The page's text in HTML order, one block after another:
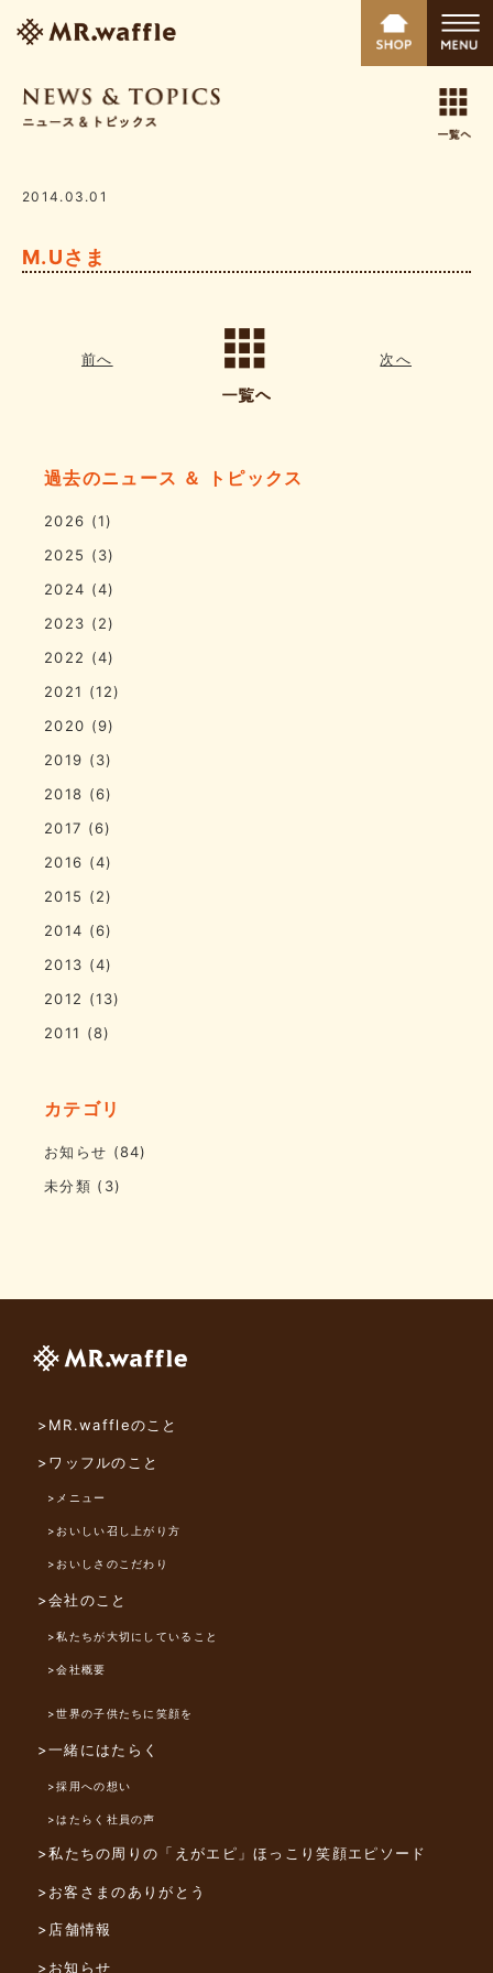
2014.03.01
M.Uさま
前へ 次へ
過去のニュース ＆ トピックス
2026 (1)
2025 (3)
2024 (4)
2023 (2)
2022 (4)
2021 (12)
2020 (9)
2019 (3)
2018 (6)
2017 (6)
2016 (4)
2015 (2)
2014 (6)
2013 (4)
2012 (13)
2011 (8)
カテゴリ
お知らせ (84)
未分類 (3)
>MR.waffleのこと
>ワッフルのこと
>メニュー
>おいしい召し上がり方
>おいしさのこだわり
>会社のこと
>私たちが大切にしていること
>会社概要
>世界の子供たちに笑顔を
>一緒にはたらく
>採用への想い
>はたらく社員の声
>私たちの周りの「えがエピ」ほっこり笑顔エピソード
>お客さまのありがとう
>店舗情報
>お知らせ